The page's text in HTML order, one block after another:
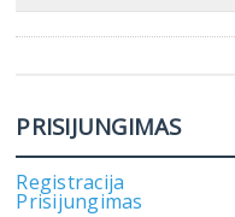
PRISIJUNGIMAS
Registracija
Prisijungimas